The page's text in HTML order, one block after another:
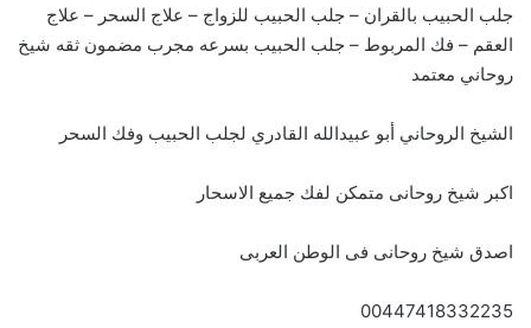
جلب الحبيب بالقران – جلب الحبيب للزواج – علاج السحر – علاج
العقم – فك المربوط – جلب الحبيب بسرعه مجرب مضمون ثقه شيخ
روحاني معتمد
الشيخ الروحاني أبو عبيدالله القادري لجلب الحبيب وفك السحر
اكبر شيخ روحانى متمكن لفك جميع الاسحار
اصدق شيخ روحانى فى الوطن العربى
00447418332235